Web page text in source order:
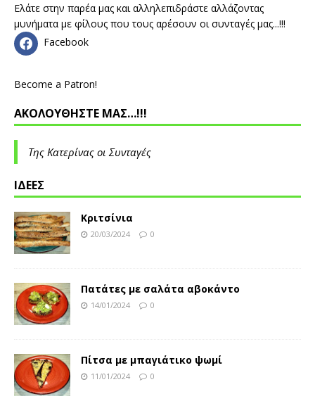
Ελάτε στην παρέα μας και αλληλεπιδράστε αλλάζοντας
μυνήματα με φίλους που τους αρέσουν οι συνταγές μας...!!!
Facebook
Become a Patron!
ΑΚΟΛΟΥΘΗΣΤΕ ΜΑΣ…!!!
Της Κατερίνας οι Συνταγές
ΙΔΕΕΣ
Κριτσίνια
20/03/2024 0
Πατάτες με σαλάτα αβοκάντο
14/01/2024 0
Πίτσα με μπαγιάτικο ψωμί
11/01/2024 0